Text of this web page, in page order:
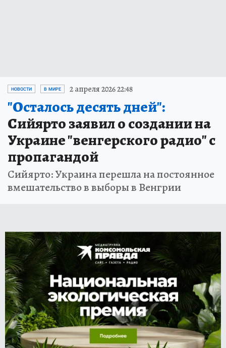
НОВОСТИ В МИРЕ 2 апреля 2026 22:48
"Осталось десять дней":
Сийярто заявил о создании на
Украине "венгерского радио" с
пропагандой
Сийярто: Украина перешла на постоянное
вмешательство в выборы в Венгрии